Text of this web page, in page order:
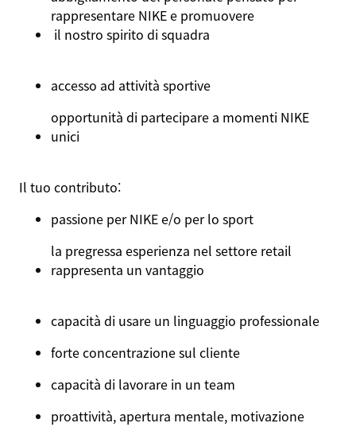
rappresentare NIKE e promuovere
il nostro spirito di squadra
accesso ad attività sportive
opportunità di partecipare a momenti NIKE
unici
Il tuo contributo:
passione per NIKE e/o per lo sport
la pregressa esperienza nel settore retail
rappresenta un vantaggio
capacità di usare un linguaggio professionale
forteconcentrazionesul cliente
capacità di lavorare in un team
proattività, apertura mentale, motivazione